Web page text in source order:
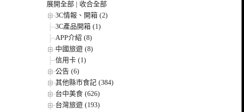
展開全部
收合全部
3C情報、開箱 (2)
3C產品開箱 (1)
APP介紹 (8)
中國旅遊 (8)
信用卡 (1)
公告 (6)
其他縣市食記 (384)
台中美食 (626)
台灣旅遊 (193)